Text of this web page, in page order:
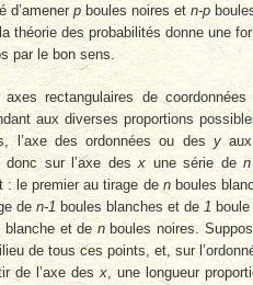
d’amenerpboules noires etn-p
théorie des probabilités donne une
par le bon sens.
rectangulaires de
aux diverses proportions
l’axe des ordonnées ou desyaux
donc sur l’axe desx une série de
: le premier au tirage de nboules
den-1 boules blanches et de1boule
blanche et denboules noires.
de tous ces points, et, sur
de l’axe desx, une longueur